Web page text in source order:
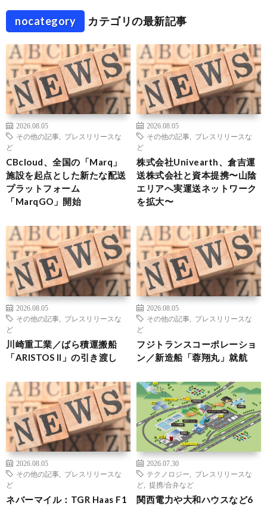
nocategory カテゴリの最新記事
2026.08.05
その他の記事
プレスリリースな
ど
CBcloud、全国の「Marq」
施設を起点とした新たな配送
プラットフォーム
「MarqGO」開始
2026.08.05
その他の記事
プレスリリースな
ど
株式会社Univearth、倉吉運
送株式会社と資本提携〜山陰
エリアへ実運送ネットワーク
を拡大〜
2026.08.05
その他の記事
プレスリリースな
ど
川崎重工業／ばら積運搬船
「ARISTOS II」の引き渡し
2026.08.05
その他の記事
プレスリリースな
ど
フジトランスコーポレーショ
ン／新造船「蓉翔丸」就航
2026.08.05
その他の記事
プレスリリースな
ど
ネバーマイル：TGR Haas F1
2026.07.30
テクノロジー
プレスリリースな
ど
提携/合弁など
関西電力や大和ハウスなど6